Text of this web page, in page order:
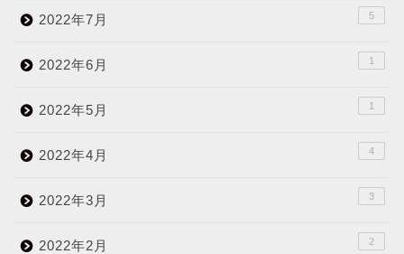
2022年7月 5
2022年6月 1
2022年5月 1
2022年4月 4
2022年3月 3
2022年2月 2